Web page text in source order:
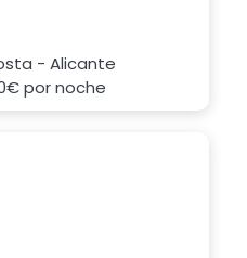
- Alicante
por noche